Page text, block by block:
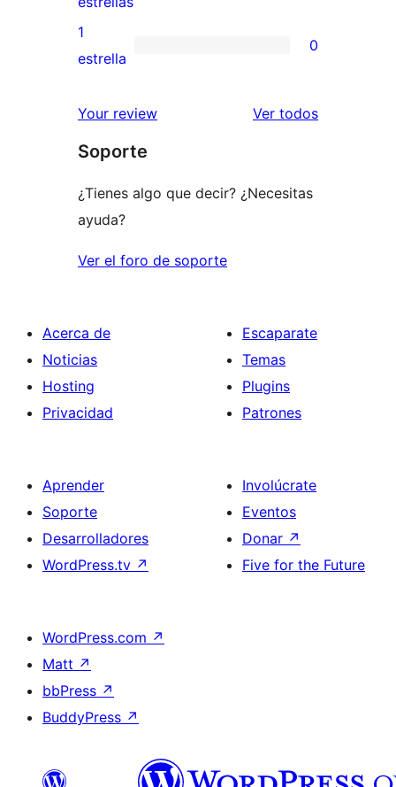
3
estrellas
valoraciones
de
estrellas
0
de
estrellas
1
estrella
0
Your review Ver todoslos
Soporte
¿Tienes algo que decir? ¿Necesitas
ayuda?
Ver el foro de soporte
Acerca de
Noticias
Hosting
Privacidad
Escaparate
Temas
Plugins
Patrones
Aprender
Soporte
Desarrolladores
WordPress.tv ↗
Involúcrate
Eventos
Donar ↗
Five for the Future
WordPress.com ↗
Matt ↗
bbPress ↗
BuddyPress ↗